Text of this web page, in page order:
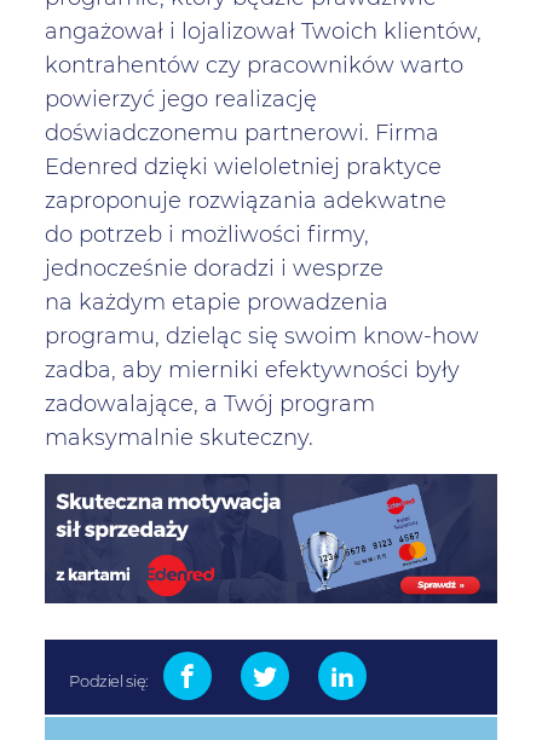
angażował i lojalizował Twoich klientów,
kontrahentów czy pracowników warto
powierzyć jego realizację
doświadczonemu partnerowi. Firma
Edenred dzięki wieloletniej praktyce
zaproponuje rozwiązania adekwatne
do potrzeb i możliwości firmy,
jednocześnie doradzi i wesprze
na każdym etapie prowadzenia
programu, dzieląc się swoim know-how
zadba, aby mierniki efektywności były
zadowalające, a Twój program
maksymalnie skuteczny.
Podziel się: